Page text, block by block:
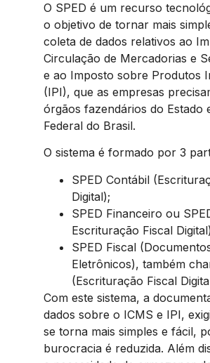
O SPED é um recurso
o objetivo de tornar mais
coleta de dados relativos ao
Circulação de Mercadorias e
e ao Imposto sobre Produtos
(IPI), que as empresas
órgãos fazendários do Estado
Federal do Brasil.
O sistema é formado por 3
SPED Contábil
Digital);
SPED Financeiro ou
Escrituração Fiscal
SPED Fiscal
Eletrônicos), também
(Escrituração Fiscal
Com este sistema, a
dados sobre o ICMS e IPI,
se torna mais simples e fácil,
burocracia é reduzida. Além